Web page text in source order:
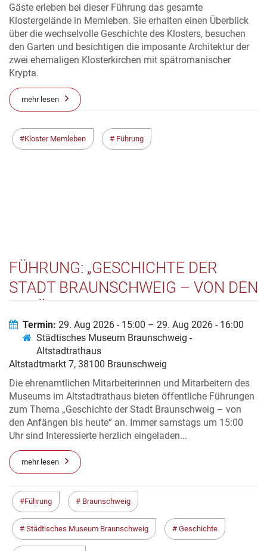
Gäste erleben bei dieser Führung das gesamte
Klostergelände in Memleben. Sie erhalten einen Überblick
über die wechselvolle Geschichte des Klosters, besuchen
den Garten und besichtigen die imposante Architektur der
zwei ehemaligen Klosterkirchen mit spätromanischer
Krypta.
mehr lesen
Kloster Memleben Führung
FÜHRUNG: „GESCHICHTE DER
STADT BRAUNSCHWEIG – VON DEN
Termin: 29. Aug 2026 - 15:00 – 29. Aug 2026 - 16:00
Städtisches Museum Braunschweig -
Altstadtrathaus
Altstadtmarkt 7, 38100 Braunschweig
Die ehrenamtlichen Mitarbeiterinnen und Mitarbeitern des
Museums im Altstadtrathaus bieten öffentliche Führungen
zum Thema „Geschichte der Stadt Braunschweig – von
den Anfängen bis heute“ an. Immer samstags um 15:00
Uhr sind Interessierte herzlich eingeladen...
mehr lesen
Führung Braunschweig
Städtisches Museum Braunschweig Geschichte